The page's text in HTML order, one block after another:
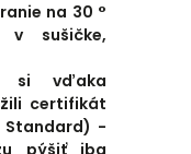
na 30 °
v sušičke,
si vďaka
certifikát
Standard) -
pýšiť iba